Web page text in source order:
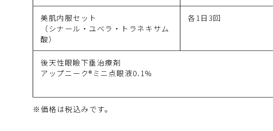
美肌内服セット
（シナール・ユベラ ・トラネキサム
酸）
各1日3回
後天性眼瞼下垂治療剤
アップニーク®ミニ点眼液0.1%
※価格は税込みです。